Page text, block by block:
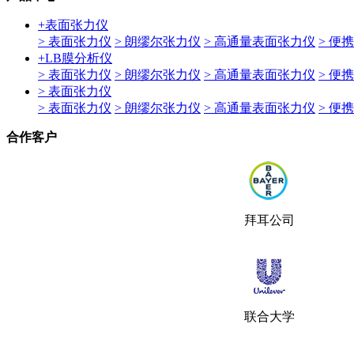
+表面张力仪
> 表面张力仪 > 朗缪尔张力仪 > 高通量表面张力仪 > 便
+LB膜分析仪
> 表面张力仪 > 朗缪尔张力仪 > 高通量表面张力仪 > 便
> 表面张力仪
> 表面张力仪 > 朗缪尔张力仪 > 高通量表面张力仪 > 便
合作客户
拜耳公司
联合大学